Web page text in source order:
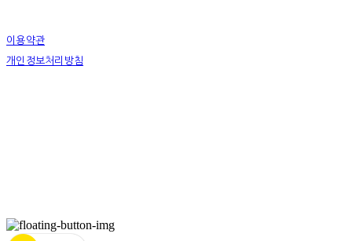
이용약관
개인정보처리방침